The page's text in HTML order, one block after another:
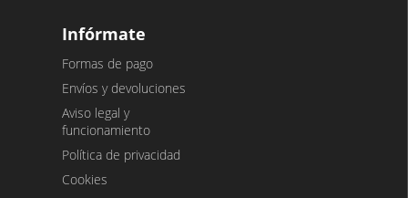
Infórmate
Formas de pago
Envíos y devoluciones
Aviso legal y
funcionamiento
Política de privacidad
Cookies